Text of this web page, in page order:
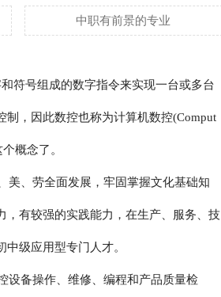
中职有前景的专业
符号组成的数字指令来实现一台或多台
，因此数控也称为计算机数控(Comput
概念了。
美、劳全面发展，牢固掌握文化基础知
有较强的实践能力，在生产、服务、技
级应用型专门人才。
设备操作、维修、编程和产品质量检